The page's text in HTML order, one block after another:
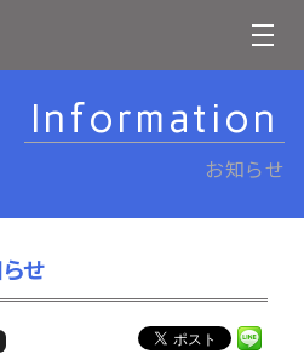
Information
お知らせ
せ